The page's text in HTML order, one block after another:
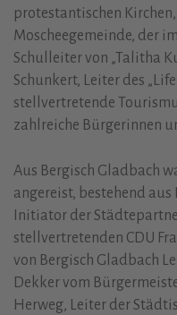
protestantischen
Moscheegemeinde, der
Schulleiter von „Talitha
Schunkert, Leiter des
stellvertretende
zahlreiche Bürgerinnen
Aus Bergisch Gladbach
angereist, bestehend
Initiator der
stellvertretenden CDU
von Bergisch Gladbach
Dekker vom
Herweg, Leiter der